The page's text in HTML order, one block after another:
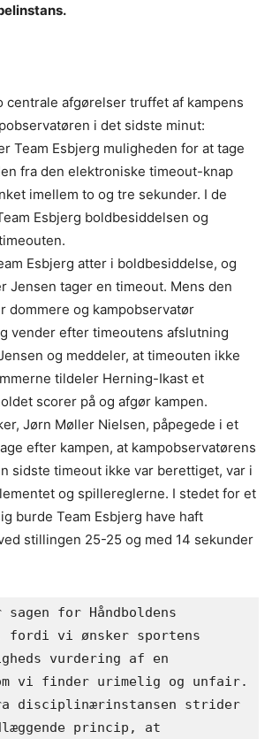
centrale afgørelser truffet af kampens
i det sidste minut:
Team Esbjerg muligheden for at tage
fra den elektroniske timeout-knap
imellem to og tre sekunder. I de
Esbjerg boldbesiddelsen og
Esbjerg atter i boldbesiddelse, og
Jensen tager en timeout. Mens den
og kampobservatør
vender efter timeoutens afslutning
og meddeler, at timeouten ikke
tildeler Herning-Ikast et
scorer på og afgør kampen.
Jørn Møller Nielsen, påpegede i et
efter kampen, at kampobservatørens
sidste timeout ikke var berettiget, var i
og spillereglerne. I stedet for et
burde Team Esbjerg have haft
stillingen 25-25 og med 14 sekunder
for Håndboldens
fordi vi ønsker sportens
vurdering af en
vi finder urimelig og unfair.
disciplinærinstansen strider
princip, at